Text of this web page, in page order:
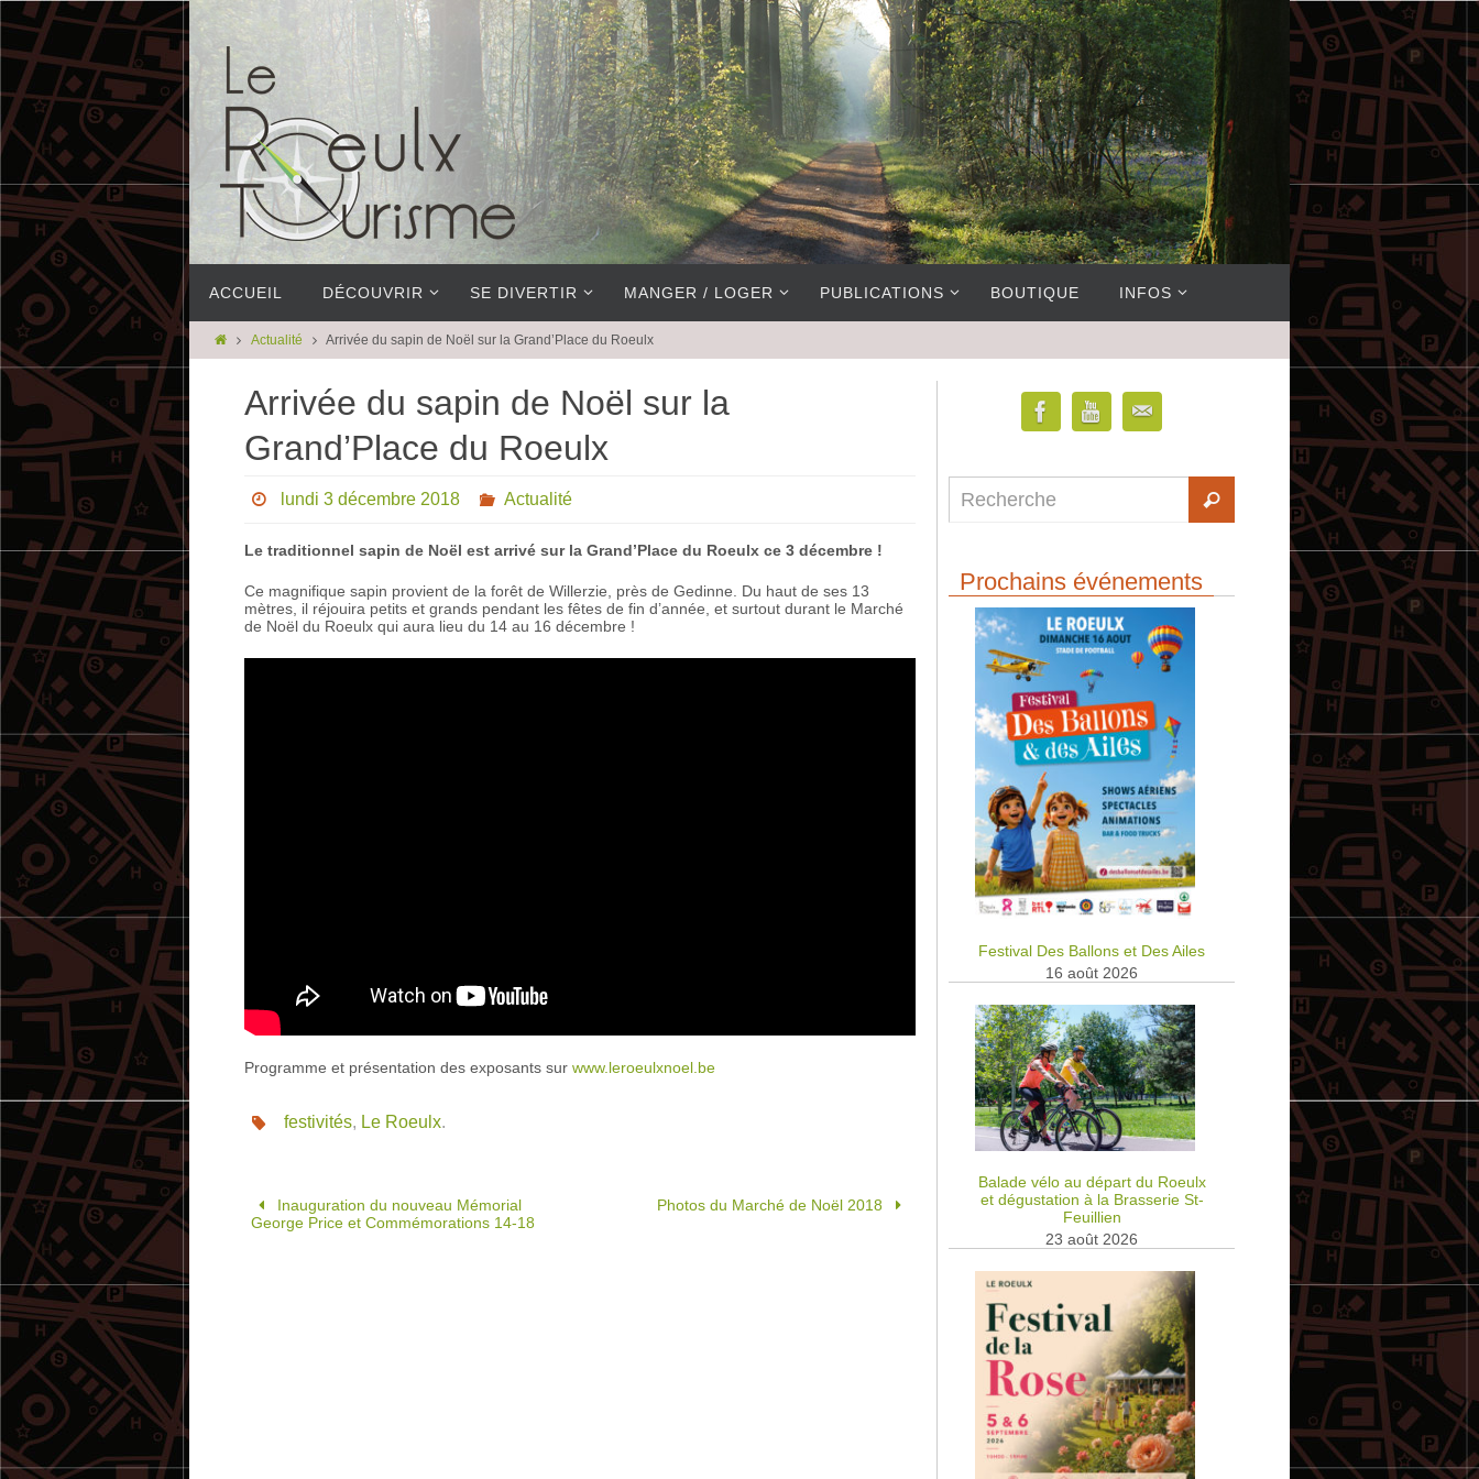
ACCUEIL DÉCOUVRIR SE DIVERTIR MANGER / LOGER PUBLICATIONS BOUTIQUE INFOS
Actualité Arrivée du sapin de Noël sur la Grand’Place du Roeulx
Arrivée du sapin de Noël sur la
Grand’Place du Roeulx
lundi 3 décembre 2018 Actualité
Le traditionnel sapin de Noël est arrivé sur la Grand’Place du Roeulx ce 3 décembre !
Ce magnifique sapin provient de la forêt de Willerzie, près de Gedinne. Du haut de ses 13
mètres, il réjouira petits et grands pendant les fêtes de fin d’année, et surtout durant le Marché
de Noël du Roeulx qui aura lieu du 14 au 16 décembre !
Programme et présentation des exposants sur www.leroeulxnoel.be
festivités, Le Roeulx.
Inauguration du nouveau Mémorial
George Price et Commémorations 14-18
Photos du Marché de Noël 2018
Prochains événements
Festival Des Ballons et Des Ailes
16 août 2026
Balade vélo au départ du Roeulx
et dégustation à la Brasserie St-
Feuillien
23 août 2026